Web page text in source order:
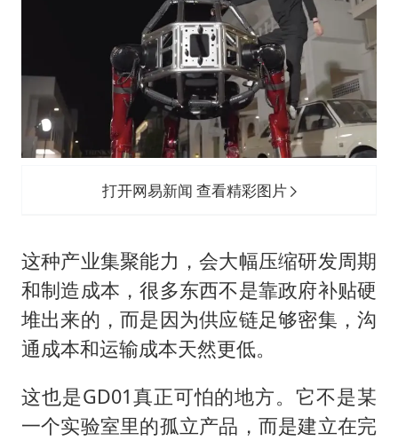
打开网易新闻 查看精彩图片
这种产业集聚能力，会大幅压缩研发周期
和制造成本，很多东西不是靠政府补贴硬
堆出来的，而是因为供应链足够密集，沟
通成本和运输成本天然更低。
这也是GD01真正可怕的地方。它不是某
一个实验室里的孤立产品，而是建立在完